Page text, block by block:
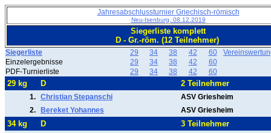
Jahresabschlussturnier Griechisch-römisch
Neu-Isenburg, 08.12.2019
Siegerliste komplett
D - Gr.-röm. (12 Teilnehmer)
Siegerliste 29 34 38 42 60
Einzelergebnisse
29 34 38 42
60
PDF-Turnierliste
29 34 38 42 60
29 kg D 2 Teilnehmer
1. Christian Stepanschi
ASV Griesheim
2.
Bereket Yohannes ASV Griesheim
34 kg D 3 Teilnehmer